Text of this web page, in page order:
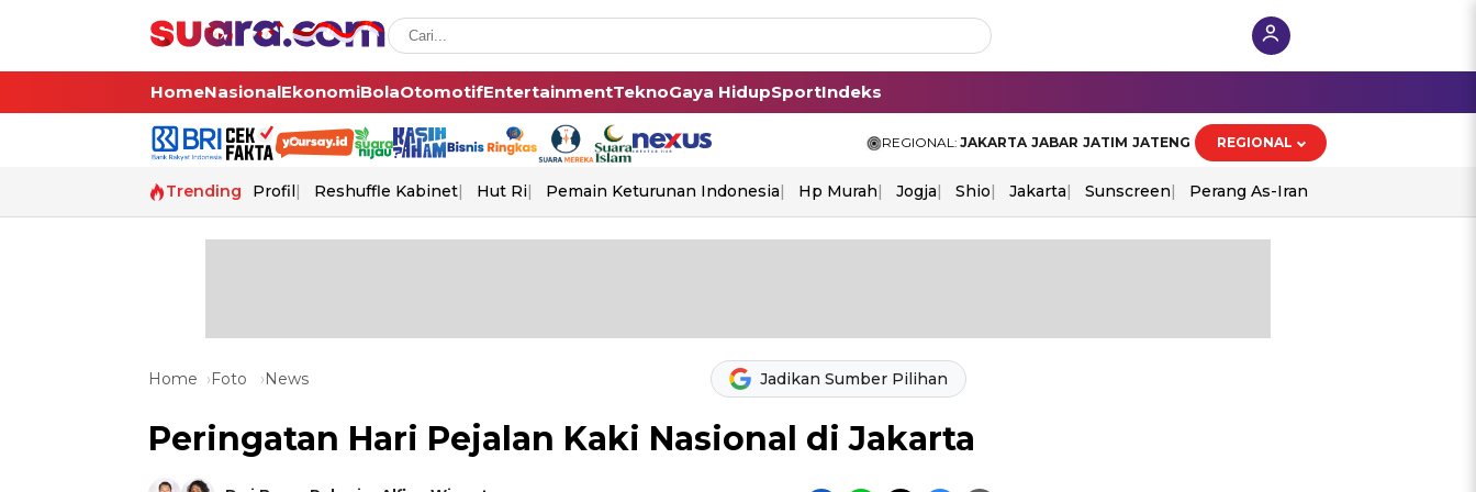
HomeNasionalEkonomiBolaOtomotifEntertainmentTeknoGaya HidupSportIndeks
REGIONAL: JAKARTA JABAR JATIM JATENG REGIONAL
Trending Profil Reshuffle Kabinet Hut Ri Pemain Keturunan Indonesia Hp Murah Jogja Shio Jakarta Sunscreen Perang As-Iran
Home Foto News Jadikan Sumber Pilihan
Peringatan Hari Pejalan Kaki Nasional di Jakarta